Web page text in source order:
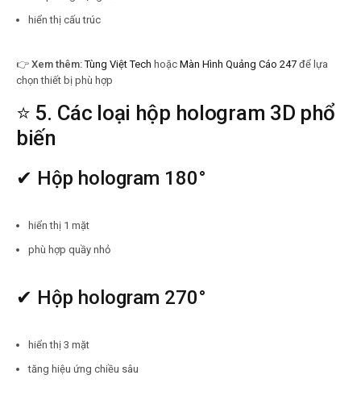
hiển thị cấu trúc
👉 Xem thêm: Tùng Việt Tech hoặc Màn Hình Quảng Cáo 247 để lựa
chọn thiết bị phù hợp
⭐ 5. Các loại hộp hologram 3D phổ
biến
✔ Hộp hologram 180°
hiển thị 1 mặt
phù hợp quầy nhỏ
✔ Hộp hologram 270°
hiển thị 3 mặt
tăng hiệu ứng chiều sâu